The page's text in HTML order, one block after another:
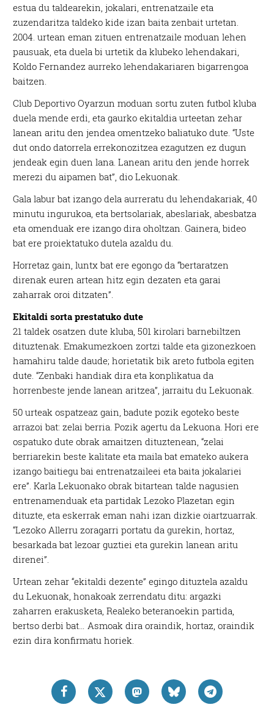
estua du taldearekin, jokalari, entrenatzaile eta
zuzendaritza taldeko kide izan baita zenbait urtetan.
2004. urtean eman zituen entrenatzaile moduan lehen
pausuak, eta duela bi urtetik da klubeko lehendakari,
Koldo Fernandez aurreko lehendakariaren bigarrengoa
baitzen.
Club Deportivo Oyarzun moduan sortu zuten futbol kluba
duela mende erdi, eta gaurko ekitaldia urteetan zehar
lanean aritu den jendea omentzeko baliatuko dute. “Uste
dut ondo datorrela errekonozitzea ezagutzen ez dugun
jendeak egin duen lana. Lanean aritu den jende horrek
merezi du aipamen bat”, dio Lekuonak.
Gala labur bat izango dela aurreratu du lehendakariak, 40
minutu ingurukoa, eta bertsolariak, abeslariak, abesbatza
eta omenduak ere izango dira oholtzan. Gainera, bideo
bat ere proiektatuko dutela azaldu du.
Horretaz gain, luntx bat ere egongo da “bertaratzen
direnak euren artean hitz egin dezaten eta garai
zaharrak oroi ditzaten”.
Ekitaldi sorta prestatuko dute
21 taldek osatzen dute kluba, 501 kirolari barnebiltzen
dituztenak. Emakumezkoen zortzi talde eta gizonezkoen
hamahiru talde daude; horietatik bik areto futbola egiten
dute. “Zenbaki handiak dira eta konplikatua da
horrenbeste jende lanean aritzea”, jarraitu du Lekuonak.
50 urteak ospatzeaz gain, badute pozik egoteko beste
arrazoi bat: zelai berria. Pozik agertu da Lekuona. Hori ere
ospatuko dute obrak amaitzen dituztenean, “zelai
berriarekin beste kalitate eta maila bat emateko aukera
izango baitiegu bai entrenatzaileei eta baita jokalariei
ere”. Karla Lekuonako obrak bitartean talde nagusien
entrenamenduak eta partidak Lezoko Plazetan egin
dituzte, eta eskerrak eman nahi izan dizkie oiartzuarrak.
“Lezoko Allerru zoragarri portatu da gurekin, hortaz,
besarkada bat lezoar guztiei eta gurekin lanean aritu
direnei”.
Urtean zehar “ekitaldi dezente” egingo dituztela azaldu
du Lekuonak, honakoak zerrendatu ditu: argazki
zaharren erakusketa, Realeko beteranoekin partida,
bertso derbi bat… Asmoak dira oraindik, hortaz, oraindik
ezin dira konfirmatu horiek.